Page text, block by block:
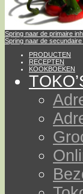
Spring naar de primaire
Spring naar de secundaire
PRODUCTEN
RECEPTEN
KOOKBOEKEN